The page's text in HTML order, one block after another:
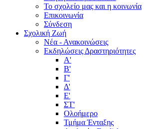
Το σχολείο μας και η κοινωνία
Επικοινωνία
Σύνδεση
Σχολική Ζωή
Νέα - Ανακοινώσεις
Εκδηλώσεις Δραστηριότητες
Α'
Β'
Γ'
Δ'
Ε'
ΣΤ'
Ολοήμερο
Τμήμα Ένταξης